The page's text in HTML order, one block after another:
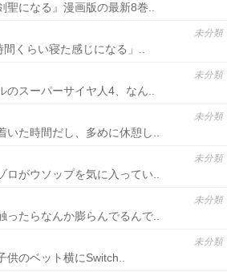
聖になる』漫画版の最新8巻..
未分類
くらい寝た感じになる」..
未分類
のスーパーサイヤ人4、なん..
未分類
た時間だし、多めに休憩し..
未分類
ロがウソップを気に入ってい..
未分類
たらなんか膨らんでるんで..
未分類
供のベット横にSwitch..